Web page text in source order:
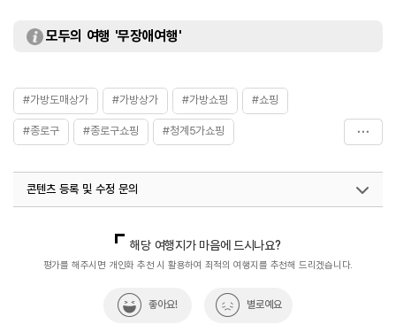
모두의 여행 '무장애여행'
#가방도매상가 #가방상가 #가방쇼핑 #쇼핑
#종로구 #종로구쇼핑 #청계5가쇼핑
콘텐츠 등록 및 수정 문의
해당 여행지가 마음에 드시나요?
평가를 해주시면 개인화 추천 시 활용하여 최적의 여행지를 추천해 드리겠습니다.
좋아요! 별로예요